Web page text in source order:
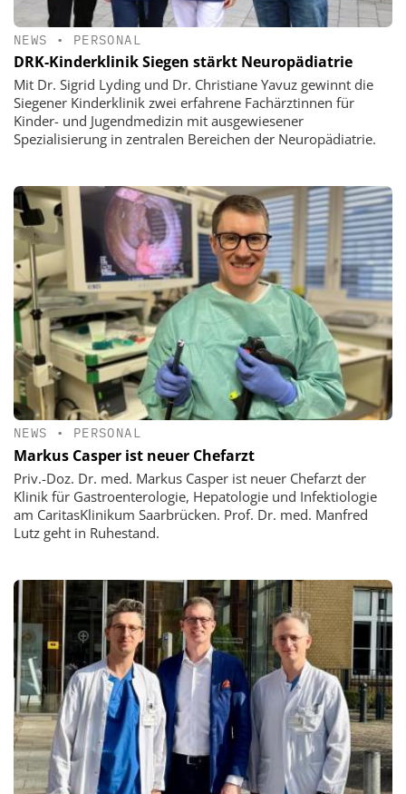
NEWS • PERSONAL
DRK-Kinderklinik Siegen stärkt Neuropädiatrie
Mit Dr. Sigrid Lyding und Dr. Christiane Yavuz gewinnt die
Siegener Kinderklinik zwei erfahrene Fachärztinnen für
Kinder- und Jugendmedizin mit ausgewiesener
Spezialisierung in zentralen Bereichen der Neuropädiatrie.
NEWS • PERSONAL
Markus Casper ist neuer Chefarzt
Priv.-Doz. Dr. med. Markus Casper ist neuer Chefarzt der
Klinik für Gastroenterologie, Hepatologie und Infektiologie
am CaritasKlinikum Saarbrücken. Prof. Dr. med. Manfred
Lutz geht in Ruhestand.